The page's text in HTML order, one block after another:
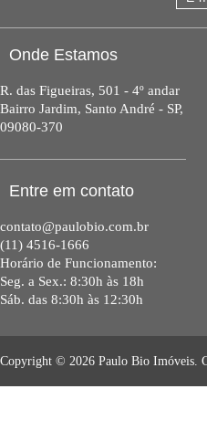
Onde Estamos
R. das Figueiras, 501 - 4º andar
Bairro Jardim, Santo André - SP,
09080-370
Entre em contato
contato@paulobio.com.br
(11) 4516-1666
Horário de Funcionamento:
Seg. a Sex.: 8:30h às 18h
Sáb. das 8:30h às 12:30h
Copyright © 2026 Paulo Bio Imóveis.